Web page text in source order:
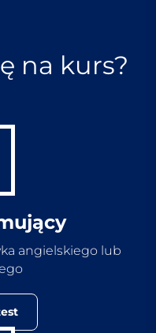
na kurs?
angielskiego lub